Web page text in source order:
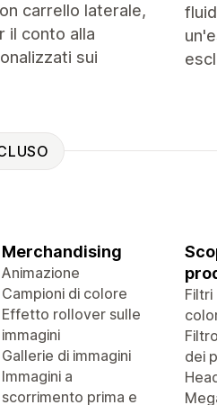
carrello laterale,
il conto alla
sui
Merchandising
Animazione
Campioni di colore
Effetto rollover sulle
immagini
Gallerie di immagini
Immagini a
scorrimento prima e
dei